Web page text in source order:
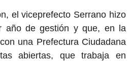
el viceprefecto Serrano hizo
año de gestión y que, en la
una Prefectura Ciudadana
abiertas, que trabaja en